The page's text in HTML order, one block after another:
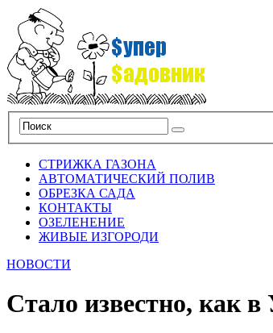
СТРИЖКА ГАЗОНА
АВТОМАТИЧЕСКИЙ ПОЛИВ
ОБРЕЗКА САДА
КОНТАКТЫ
ОЗЕЛЕНЕНИЕ
ЖИВЫЕ ИЗГОРОДИ
НОВОСТИ
Стало известно, как